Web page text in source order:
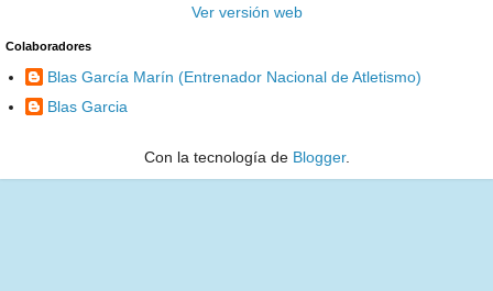
Ver versión web
Colaboradores
Blas García Marín (Entrenador Nacional de Atletismo)
Blas Garcia
Con la tecnología de Blogger.